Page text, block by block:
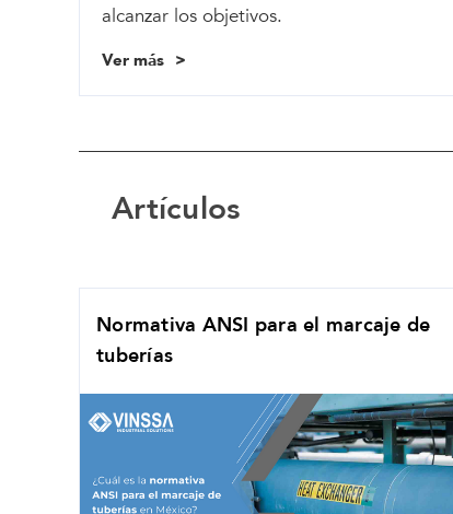
alcanzar los objetivos.
Ver más
Artículos
Normativa ANSI para el marcaje de
tuberías